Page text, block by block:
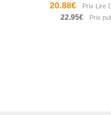
20.88€
22.95€